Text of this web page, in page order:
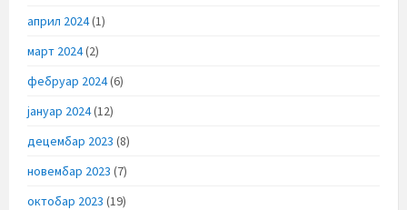
април 2024(1)
март 2024(2)
фебруар 2024(6)
јануар 2024(12)
децембар 2023 (8)
новембар 2023 (7)
октобар 2023 (19)